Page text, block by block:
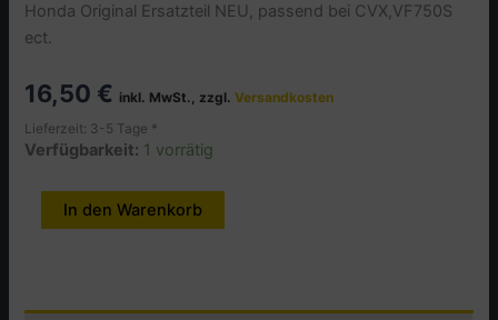
Honda Original Ersatzteil NEU, passend bei CVX,VF750S
ect.
16,50 € inkl. MwSt., zzgl.Versandkosten
Lieferzeit: 3-5 Tage *
Verfügbarkeit: 1 vorrätig
GUIDE
B.CAM.CHAIN,
In den Warenkorb